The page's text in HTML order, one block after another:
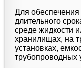
Для обеспечения
длительного
среде жидкости
хранилищах, на
установках,
трубопроводных